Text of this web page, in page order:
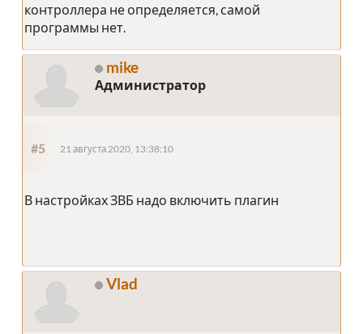
контроллера не определяется, самой
программы нет.
mike
Администратор
#5 21 августа 2020, 13:38:10
В настройках ЗВБ надо включить плагин
Vlad